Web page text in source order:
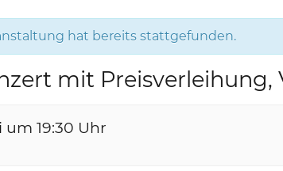
hat bereits stattgefunden.
mit
um 19:30 Uhr